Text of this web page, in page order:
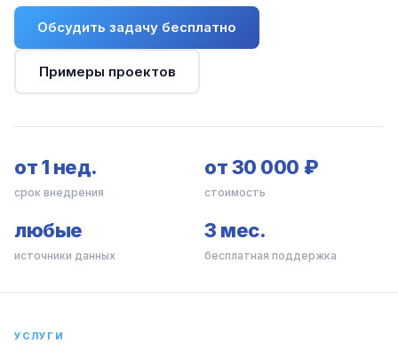
Обсудить задачу бесплатно
Примеры проектов
от 1 нед.
срок внедрения
от 30 000 ₽
стоимость
любые
источники данных
3 мес.
бесплатная поддержка
УСЛУГИ